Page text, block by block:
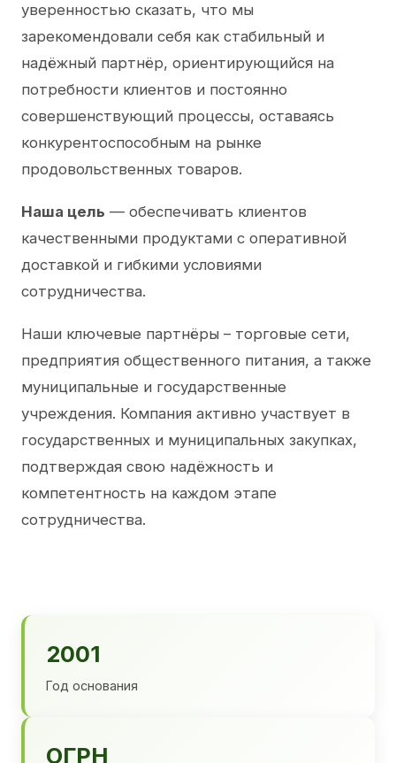
уверенностью сказать, что мы
зарекомендовали себя как стабильный и
надёжный партнёр, ориентирующийся на
потребности клиентов и постоянно
совершенствующий процессы, оставаясь
конкурентоспособным на рынке
продовольственных товаров.
Наша цель — обеспечивать клиентов
качественными продуктами с оперативной
доставкой и гибкими условиями
сотрудничества.
Наши ключевые партнёры – торговые сети,
предприятия общественного питания, а также
муниципальные и государственные
учреждения. Компания активно участвует в
государственных и муниципальных закупках,
подтверждая свою надёжность и
компетентность на каждом этапе
сотрудничества.
2001
Год основания
ОГРН